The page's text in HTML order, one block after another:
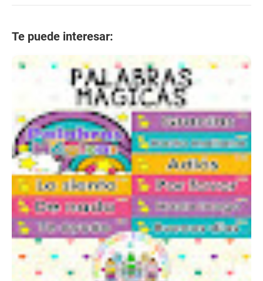
Te puede interesar: